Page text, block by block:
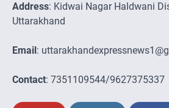
Address: Kidwai Nagar Haldwani
Uttarakhand
Email:
Contact: 7351109544/9627375337